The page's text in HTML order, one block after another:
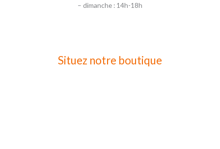
– dimanche : 14h-18h
Situez notre boutique